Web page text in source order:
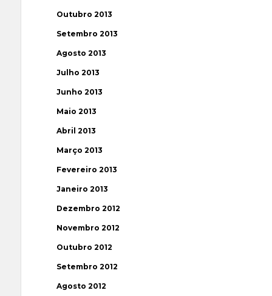
Outubro 2013
Setembro 2013
Agosto 2013
Julho 2013
Junho 2013
Maio 2013
Abril 2013
Março 2013
Fevereiro 2013
Janeiro 2013
Dezembro 2012
Novembro 2012
Outubro 2012
Setembro 2012
Agosto 2012